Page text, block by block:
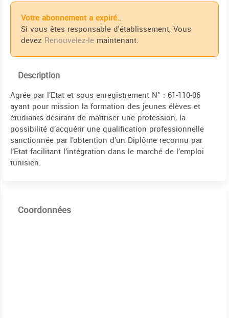
Votre abonnement a expiré..
Si vous êtes responsable d'établissement, Vous
devez Renouvelez-le maintenant.
Description
Agrée par l’Etat et sous enregistrement N° : 61-110-06
ayant pour mission la formation des jeunes élèves et
étudiants désirant de maîtriser une profession, la
possibilité d’acquérir une qualification professionnelle
sanctionnée par l’obtention d’un Diplôme reconnu par
l’Etat facilitant l’intégration dans le marché de l’emploi
tunisien.
Coordonnées